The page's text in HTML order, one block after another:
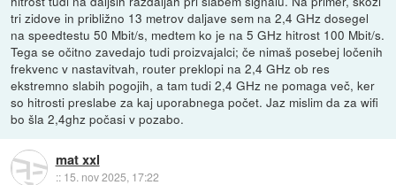
tri zidove in približno 13 metrov daljave sem na 2,4 GHz dosegel
na speedtestu 50 Mbit/s, medtem ko je na 5 GHz hitrost 100 Mbit/s.
Tega se očitno zavedajo tudi proizvajalci; če nimaš posebej ločenih
frekvenc v nastavitvah, router preklopi na 2,4 GHz ob res
ekstremno slabih pogojih, a tam tudi 2,4 GHz ne pomaga več, ker
so hitrosti preslabe za kaj uporabnega počet. Jaz mislim da za wifi
bo šla 2,4ghz počasi v pozabo.
mat xxl
:: 15. nov 2025, 17:22